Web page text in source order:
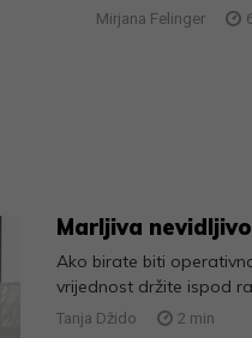
Mirjana Felinger
Marljiva
Ako birate biti
vrijednost držite ispod
Tanja Džido 2 min